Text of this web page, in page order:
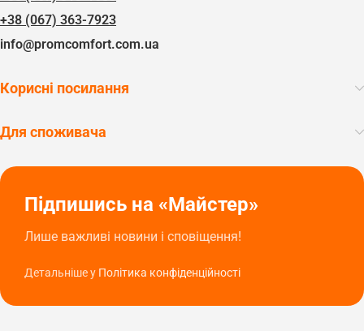
+38 (067) 363-7923
info@promcomfort.com.ua
Корисні посилання
Для споживача
Підпишись на «Майстер»
Лише важливі новини і сповіщення!
Детальніше у Політика конфіденційності